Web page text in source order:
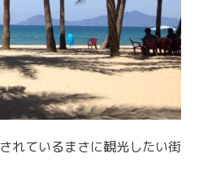
されているまさに観光したい街